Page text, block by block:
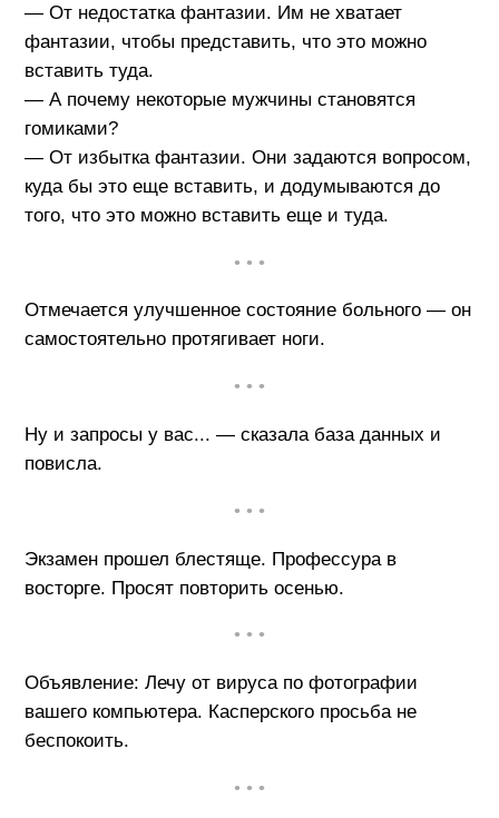
— От недостатка фантазии. Им не хватает
фантазии, чтобы представить, что этo можно
вставить туда.
— А почему некоторые мужчины становятся
гомиками?
— От избытка фантазии. Они задаются вопросом,
куда бы это еще вставить, и додумываются до
того, что это можно вставить еще и туда.
• • •
Отмечается улучшенное состояние больного — он
самостоятельно протягивает ноги.
• • •
Ну и запросы у вас... — сказала база данных и
повисла.
• • •
Экзамен пpошел блестяще. Пpофессуpа в
востоpге. Пpосят повтоpить осенью.
• • •
Объявление: Лечу от вируса по фотографии
вашего компьютера. Касперского просьба не
беспокоить.
• • •